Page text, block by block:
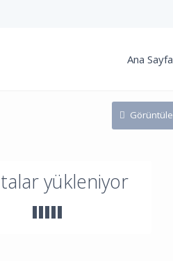
Ana Sayfa
yükleniyor
Görüntüle